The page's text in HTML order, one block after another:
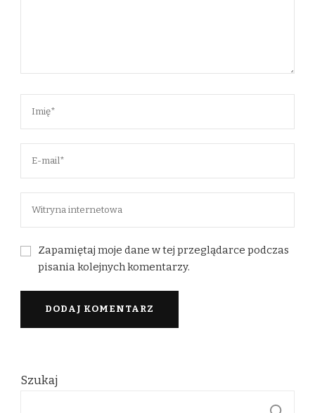
Zapamiętaj moje dane w tej przeglądarce podczas
pisania kolejnych komentarzy.
Szukaj